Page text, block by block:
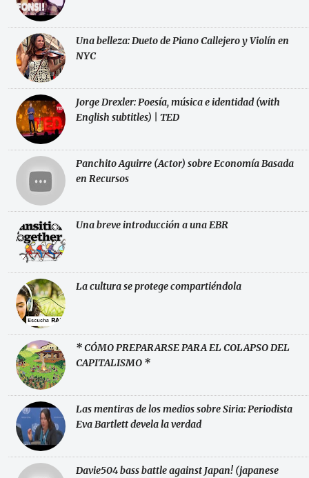
Una belleza: Dueto de Piano Callejero y Violín en
NYC
Jorge Drexler: Poesía, música e identidad (with
English subtitles) | TED
Panchito Aguirre (Actor) sobre Economía Basada
en Recursos
Una breve introducción a una EBR
La cultura se protege compartiéndola
* CÓMO PREPARARSE PARA EL COLAPSO DEL
CAPITALISMO *
Las mentiras de los medios sobre Siria: Periodista
Eva Bartlett devela la verdad
Davie504 bass battle against Japan! (japanese